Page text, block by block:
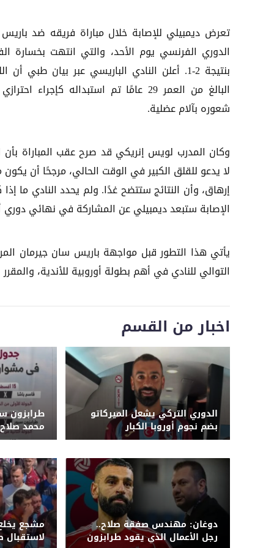
تعرض ديمبيلي للإصابة خلال مباراة فريقه ضد
الدوري الفرنسي يوم الأحد، والتي انتهت بخسارة
بنتيجة 2-1. أعلن النادي الباريسي عبر بيان طبي أن
البالغ من العمر 29 عامًا تم استبداله كإجراء
شعوره بآلام عضلية.
وكان المدرب لويس إنريكي قد صرح عقب المباراة بأن
لا يدعو للقلق الكبير في الوقت الحالي، مرجحًا أن يكون
إرهاق، وأن النتائج ستتضح غدًا. ولم يحدد النادي ما إذا
الإصابة ستبعد ديمبيلي عن المشاركة في نهائي دوري
يأتي هذا التطور قبل مواجهة باريس سان جيرمان
التوالي للنادي في أهم بطولة أوروبية للأندية، والمقرر إقامته في 30
اخبار من القسم
الدوري التركي يشعل الميركاتو
بضم نجوم أوروبا الكبار
طرابزون
محمد
تنتظره
دوغان: مهندس صفقة صلاح..
رجل الأعمال الذي يقود طرابزون
مشجع
لاستقبال